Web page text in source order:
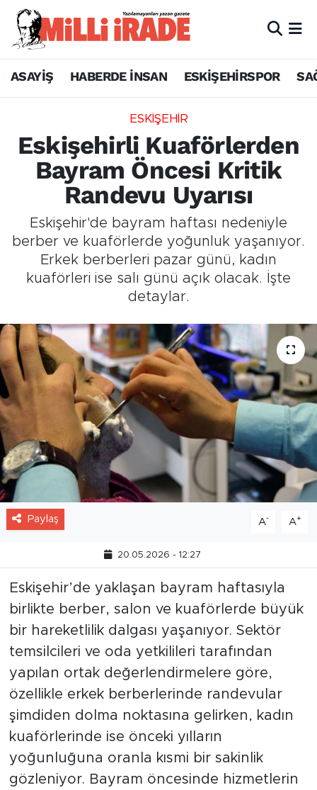
ASAYİŞ HABERDE İNSAN ESKİŞEHİRSPOR
ESKİŞEHİR
Eskişehirli Kuaförlerden
Bayram Öncesi Kritik
Randevu Uyarısı
Eskişehir'de bayram haftası nedeniyle
berber ve kuaförlerde yoğunluk yaşanıyor.
Erkek berberleri pazar günü, kadın
kuaförleri ise salı günü açık olacak. İşte
detaylar.
Paylaş A- A+
20.05.2026 - 12:27
Eskişehir’de yaklaşan bayram haftasıyla
birlikte berber, salon ve kuaförlerde büyük
bir hareketlilik dalgası yaşanıyor. Sektör
temsilcileri ve oda yetkilileri tarafından
yapılan ortak değerlendirmelere göre,
özellikle erkek berberlerinde randevular
şimdiden dolma noktasına gelirken, kadın
kuaförlerinde ise önceki yılların
yoğunluğuna oranla kısmi bir sakinlik
gözleniyor. Bayram öncesinde hizmetlerin